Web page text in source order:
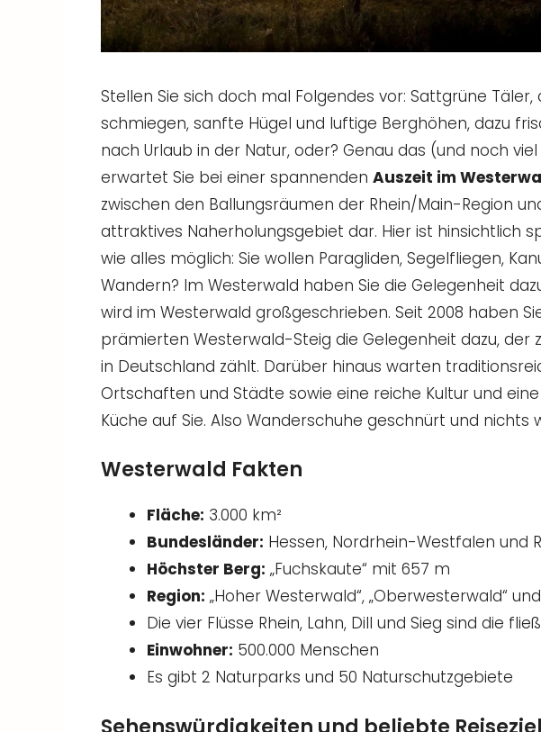
Stellen Sie sich doch mal Folgendes vor: Sattgrüne
schmiegen, sanfte Hügel und luftige Berghöhen, dazu
nach Urlaub in der Natur, oder? Genau das (und noch
erwartet Sie bei einer spannenden Auszeit im
zwischen den Ballungsräumen der Rhein/Main-Region
attraktives Naherholungsgebiet dar. Hier ist hinsichtlich
wie alles möglich: Sie wollen Paragliden, Segelfliegen,
Wandern? Im Westerwald haben Sie die Gelegenheit
wird im Westerwald großgeschrieben. Seit 2008 haben
prämierten Westerwald-Steig die Gelegenheit dazu, der
in Deutschland zählt. Darüber hinaus warten
Ortschaften und Städte sowie eine reiche Kultur und
Küche auf Sie. Also Wanderschuhe geschnürt und nichts
Westerwald Fakten
Fläche: 3.000 km²
Bundesländer: Hessen, Nordrhein-Westfalen und
Höchster Berg: „Fuchskaute“ mit 657 m
Region: „Hoher Westerwald“, „Oberwesterwald“
Die vier Flüsse Rhein, Lahn, Dill und Sieg sind die
Einwohner: 500.000 Menschen
Es gibt 2 Naturparks und 50 Naturschutzgebiete